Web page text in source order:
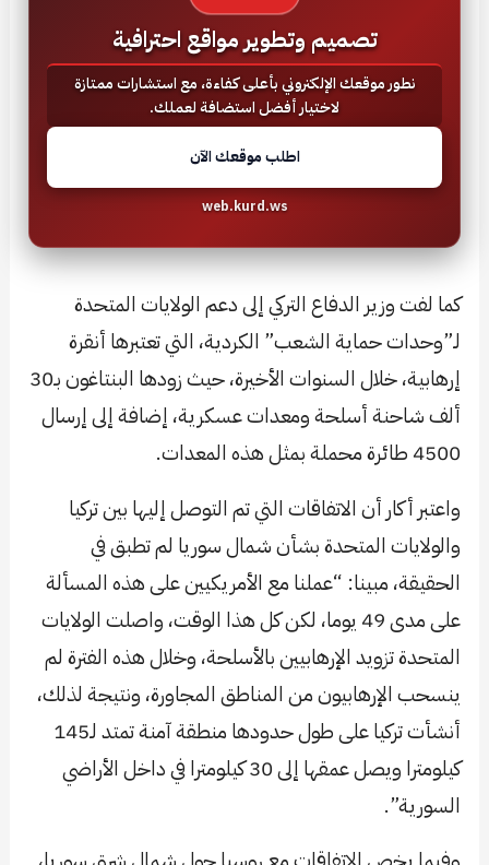
تصميم وتطوير مواقع احترافية
نطور موقعك الإلكتروني بأعلى كفاءة، مع استشارات ممتازة
لاختيار أفضل استضافة لعملك.
اطلب موقعك الآن
web.kurd.ws
كما لفت وزير الدفاع التركي إلى دعم الولايات المتحدة
لـ”وحدات حماية الشعب” الكردية، التي تعتبرها أنقرة
إرهابية، خلال السنوات الأخيرة، حيث زودها البنتاغون بـ30
ألف شاحنة أسلحة ومعدات عسكرية، إضافة إلى إرسال
4500 طائرة محملة بمثل هذه المعدات.
واعتبر أكار أن الاتفاقات التي تم التوصل إليها بين تركيا
والولايات المتحدة بشأن شمال سوريا لم تطبق في
الحقيقة، مبينا: “عملنا مع الأمريكيين على هذه المسألة
على مدى 49 يوما، لكن كل هذا الوقت، واصلت الولايات
المتحدة تزويد الإرهابيين بالأسلحة، وخلال هذه الفترة لم
ينسحب الإرهابيون من المناطق المجاورة، ونتيجة لذلك،
أنشأت تركيا على طول حدودها منطقة آمنة تمتد لـ145
كيلومترا ويصل عمقها إلى 30 كيلومترا في داخل الأراضي
السورية”.